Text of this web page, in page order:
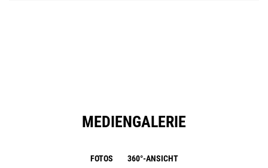
MEDIENGALERIE
FOTOS 360°-ANSICHT